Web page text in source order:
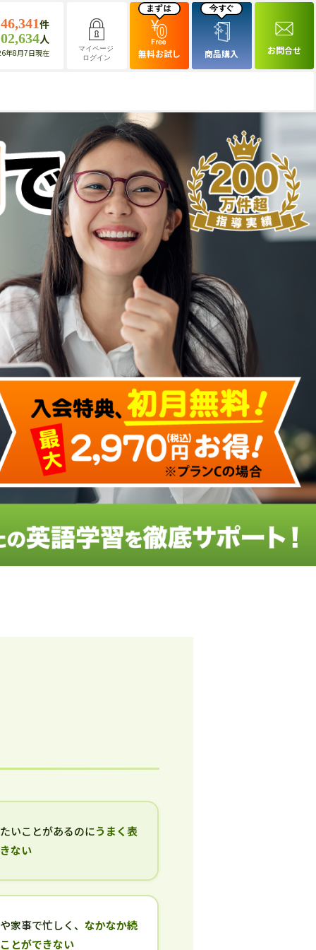
件
人
年8月7日現在
マイページ
ログイン
無料お試し 商品購入 お問合せ
いことがあるのにうまく表
ない
家事で忙しく、なかなか続
とができない